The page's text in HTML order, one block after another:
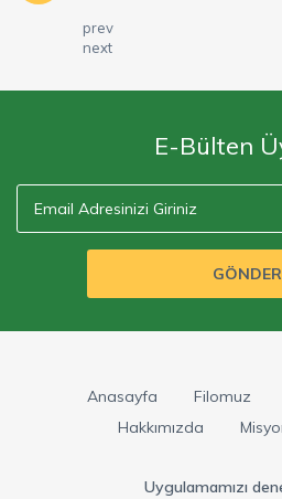
prev
next
E-Bülten
GÖNDER
Anasayfa Filomuz
Hakkımızda
Uygulamamızı